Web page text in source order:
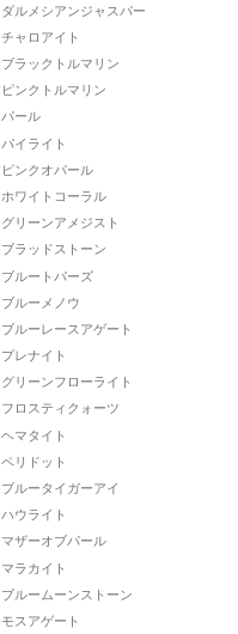
ダルメシアンジャスパー
チャロアイト
ブラックトルマリン
ピンクトルマリン
パール
パイライト
ピンクオパール
ホワイトコーラル
グリーンアメジスト
ブラッドストーン
ブルートパーズ
ブルーメノウ
ブルーレースアゲート
プレナイト
グリーンフローライト
フロスティクォーツ
ヘマタイト
ペリドット
ブルータイガーアイ
ハウライト
マザーオブパール
マラカイト
ブルームーンストーン
モスアゲート